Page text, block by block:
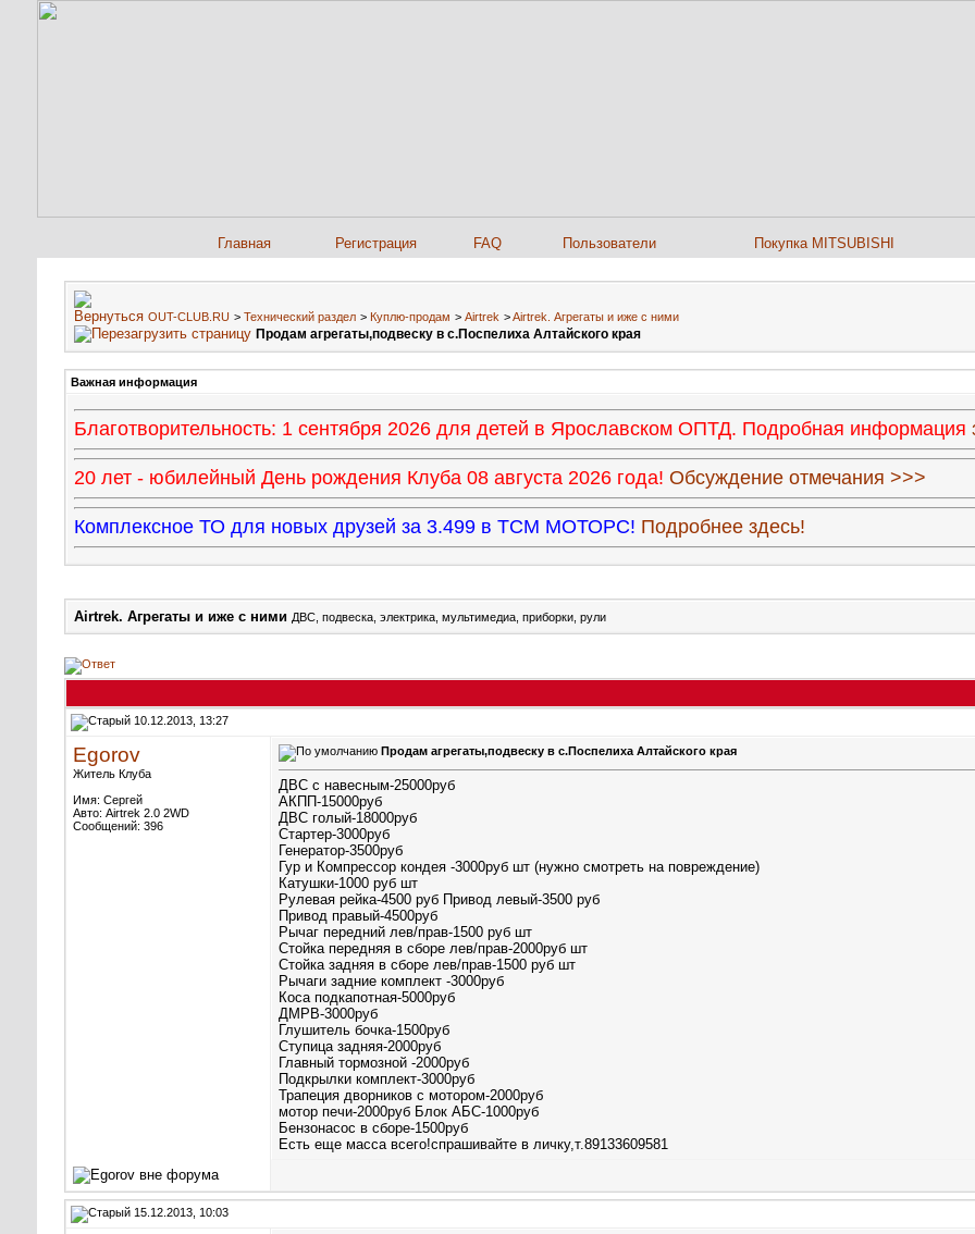
Главная Регистрация FAQ Пользователи Покупка MITSUBISHI
OUT-CLUB.RU > Технический раздел > Куплю-продам > Airtrek >Airtrek. Агрегаты и иже с ними
Продам агрегаты,подвеску в с.Поспелиха Алтайского края
Важная информация
Благотворительность: 1 сентября 2026 для детей в Ярославском ОПТД. Подробная информация
20 лет - юбилейный День рождения Клуба 08 августа 2026 года! Обсуждение отмечания >>>
Комплексное ТО для новых друзей за 3.499 в ТСМ МОТОРС! Подробнее здесь!
Airtrek. Агрегаты и иже с ними ДВС, подвеска, электрика, мультимедиа, приборки, рули
10.12.2013, 13:27
Egorov
Житель Клуба
Имя: Сергей
Авто: Airtrek 2.0 2WD
Сообщений: 396
Продам агрегаты,подвеску в с.Поспелиха Алтайского края
ДВС с навесным-25000руб
АКПП-15000руб
ДВС голый-18000руб
Стартер-3000руб
Генератор-3500руб
Гур и Компрессор кондея -3000руб шт (нужно смотреть на повреждение)
Катушки-1000 руб шт
Рулевая рейка-4500 руб Привод левый-3500 руб
Привод правый-4500руб
Рычаг передний лев/прав-1500 руб шт
Стойка передняя в сборе лев/прав-2000руб шт
Стойка задняя в сборе лев/прав-1500 руб шт
Рычаги задние комплект -3000руб
Коса подкапотная-5000руб
ДМРВ-3000руб
Глушитель бочка-1500руб
Ступица задняя-2000руб
Главный тормозной -2000руб
Подкрылки комплект-3000руб
Трапеция дворников с мотором-2000руб
мотор печи-2000руб Блок АБС-1000руб
Бензонасос в сборе-1500руб
Есть еще масса всего!спрашивайте в личку,т.89133609581
15.12.2013, 10:03